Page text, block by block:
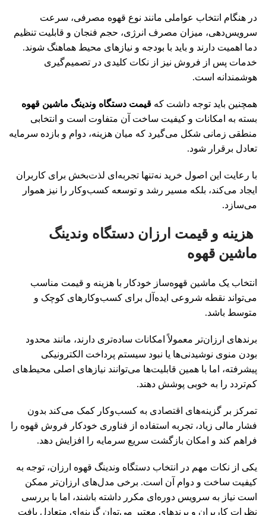
در هنگام انتخاب عواملی مانند نوع قهوه مصرفی، سرعت
سرویس‌دهی، میزان مصرف انرژی، حجم فنجان و قابلیت تنظیم
دما اهمیت دارند و باید با بودجه و نیازهای محیط هماهنگ شوند.
خدمات پس از فروش نیز از نکات کلیدی در تصمیم‌گیری
هوشمندانه است.
همچنین باید توجه داشت که قیمت دستگاه وندینگ ماشین قهوه
بسته به امکانات و کیفیت ساخت آن متفاوت است و انتخابی
منطقی زمانی شکل می‌گیرد که میان هزینه، دوام و بازده سرمایه
تعادل برقرار شود.
با رعایت این اصول خرید نه‌تنها تجربه‌ای لذت‌بخش برای کاربران
ایجاد می‌کند، بلکه مسیر رشد و توسعه کسب‌وکار را نیز هموار
می‌سازد.
هزینه و قیمت ارزان دستگاه وندینگ
ماشین قهوه
انتخاب یک ماشین قهوه‌ساز خودکار با هزینه و قیمت مناسب
می‌تواند نقطه شروعی ایده‌آل برای کسب‌وکارهای کوچک و
متوسط باشد.
برندهای ارزان‌تر معمولاً امکانات ساده‌تری دارند، مانند محدود
بودن منوی نوشیدنی‌ها یا نبود سیستم پرداخت الکترونیکی
پیشرفته، اما با همین قابلیت‌ها می‌توانند نیازهای اصلی محیط‌های
کم‌تردد را به خوبی پوشش دهند.
تمرکز بر گزینه‌های اقتصادی به کسب‌وکار کمک می‌کند بدون
فشار مالی زیاد، تجربه استفاده از فناوری خودکار فروش قهوه را
فراهم کند و امکان بازگشت سریع سرمایه را افزایش دهد.
یکی از نکات مهم در انتخاب دستگاه وندینگ قهوه ارزان، توجه به
کیفیت ساخت و دوام آن است. برخی مدل‌های ارزان‌تر ممکن
است نیاز به سرویس دوره‌ای مکرر داشته باشند، اما با بررسی
نظرات کاربران و برندهای معتبر می‌توان گزینه‌ای متعادل یافت